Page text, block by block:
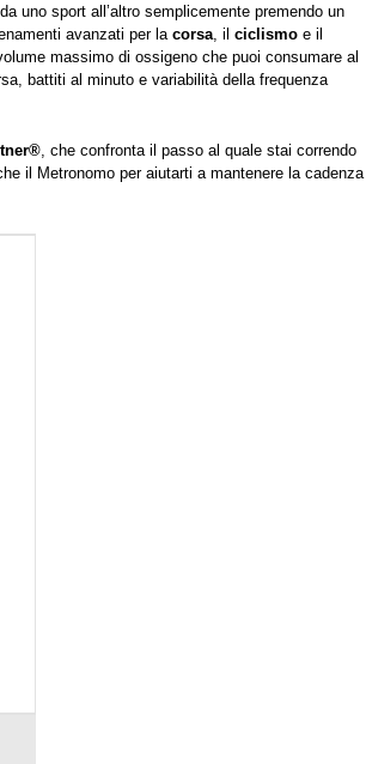
uno sport all’altro semplicemente premendo un
avanzati per la corsa, il ciclismo e il
massimo di ossigeno che puoi consumare al
battiti al minuto e variabilità della frequenza
, che confronta il passo al quale stai correndo
il Metronomo per aiutarti a mantenere la cadenza